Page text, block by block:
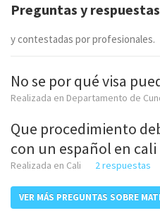
Preguntas y respuestas
y contestadas por profesionales.
No se por qué visa
Realizada en Departamento de
Que procedimiento
con un español en cali
Realizada en Cali 2 respuestas
VER MÁS PREGUNTAS SOBRE